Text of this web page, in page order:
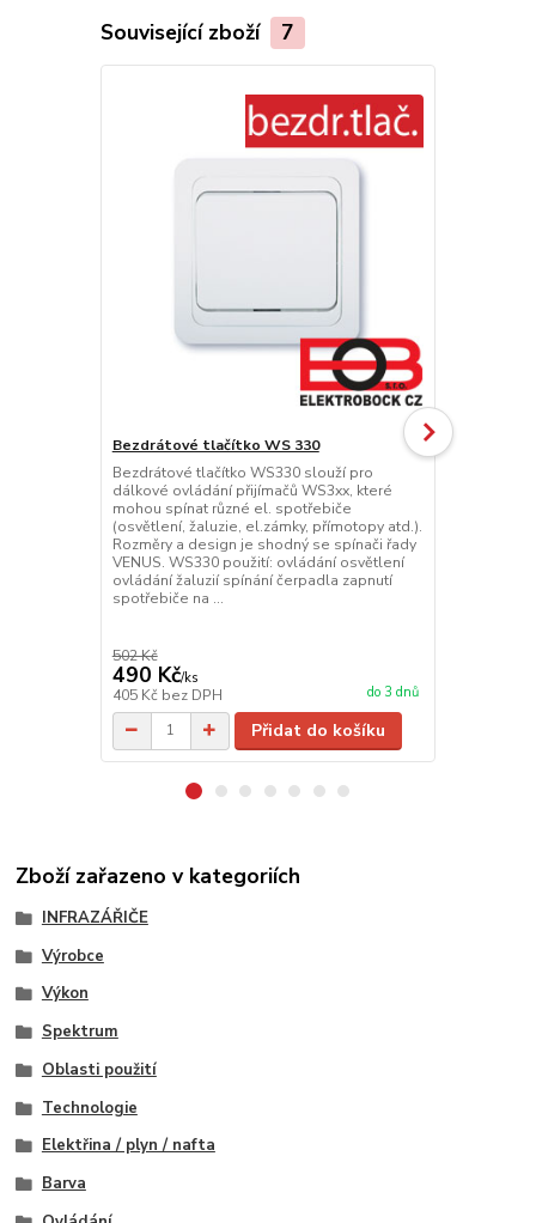
Související zboží 7
Bezdrátové tlačítko WS 330
Bezdrátové tlačítko WS330 slouží pro
dálkové ovládání přijímačů WS3xx, které
mohou spínat různé el. spotřebiče
(osvětlení, žaluzie, el.zámky, přímotopy atd.).
Rozměry a design je shodný se spínači řady
VENUS. WS330 použití: ovládání osvětlení
ovládání žaluzií spínání čerpadla zapnutí
spotřebiče na ...
502 Kč
490 Kč/ks
405 Kč bez DPH do 3 dnů
Přidat do košíku
Zboží zařazeno v kategoriích
INFRAZÁŘIČE
Výrobce
Výkon
Spektrum
Oblasti použití
Technologie
Elektřina / plyn / nafta
Barva